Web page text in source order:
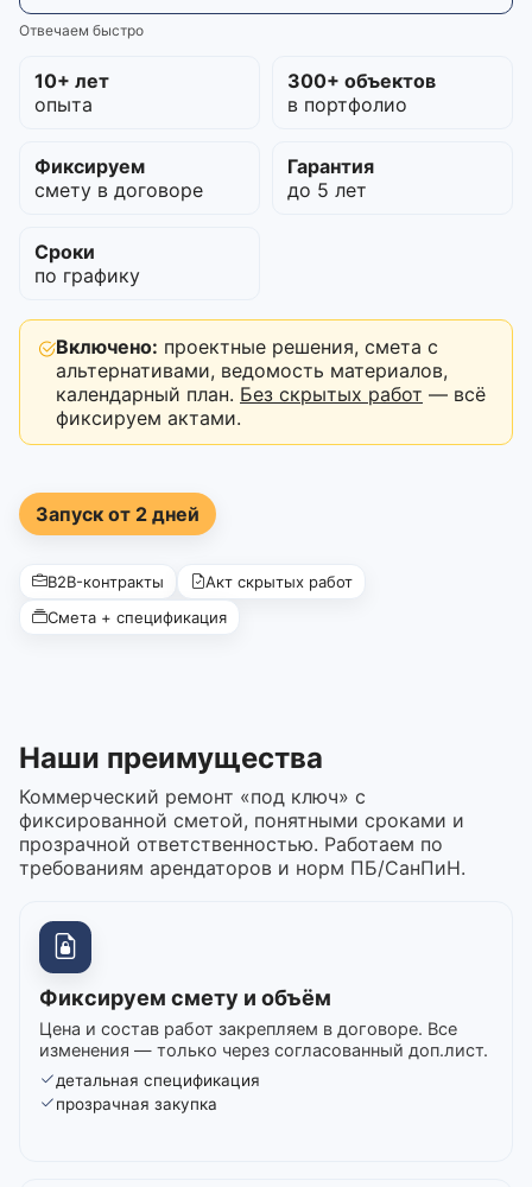
Отвечаем быстро
10+ лет
опыта
300+ объектов
в портфолио
Фиксируем
смету в договоре
Гарантия
до 5 лет
Сроки
по графику
Включено: проектные решения, смета с
альтернативами, ведомость материалов,
календарный план. Без скрытых работ — всё
фиксируем актами.
Запуск от 2 дней
B2B-контракты
Акт скрытых работ
Смета + спецификация
Наши преимущества
Коммерческий ремонт «под ключ» с
фиксированной сметой, понятными сроками и
прозрачной ответственностью. Работаем по
требованиям арендаторов и норм ПБ/СанПиН.
Фиксируем смету и объём
Цена и состав работ закрепляем в договоре. Все
изменения — только через согласованный доп.лист.
детальная спецификация
прозрачная закупка